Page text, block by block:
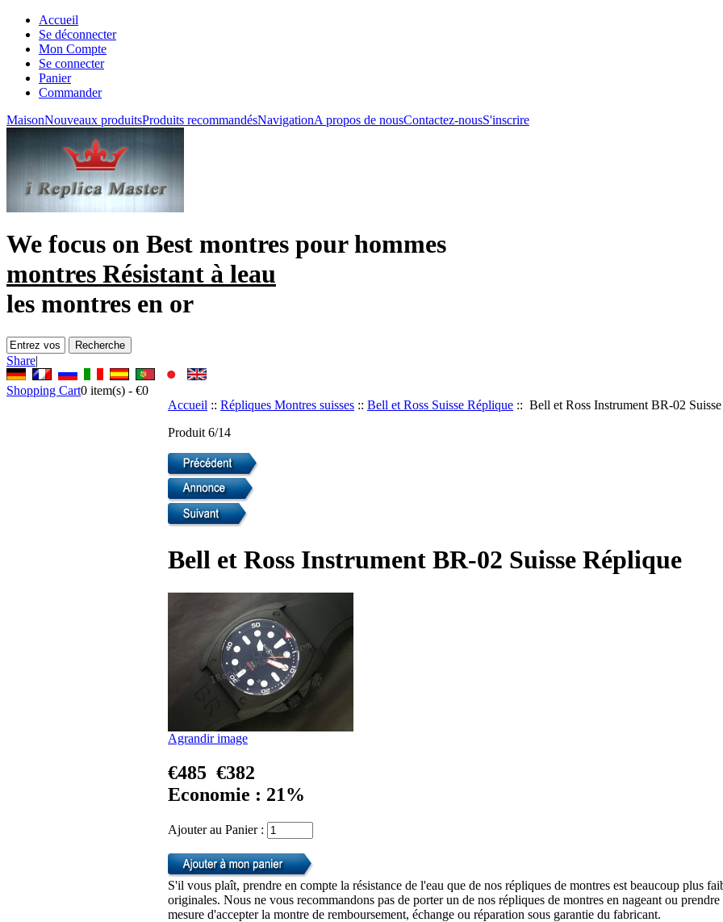
Accueil
Se déconnecter
Mon Compte
Se connecter
Panier
Commander
MaisonNouveaux produitsProduits recommandésNavigationA propos de nousContactez-nousS'inscrire
We focus on Best montres pour hommes
montres Résistant à leau
les montres en or
Share|
Shopping Cart0 item(s) - €0
Accueil :: Répliques Montres suisses :: Bell et Ross Suisse Réplique :: Bell et Ross Instrument BR-02
Produit 6/14
Bell et Ross Instrument BR-02 Suisse Réplique
Agrandir image
€485 €382
Economie : 21%
Ajouter au Panier :
S'il vous plaît, prendre en compte la résistance de l'eau que de nos répliques de montres est beaucoup plus
originales. Nous ne vous recommandons pas de porter un de nos répliques de montres en nageant ou
mesure d'accepter la montre de remboursement, échange ou réparation sous garantie du fabricant.